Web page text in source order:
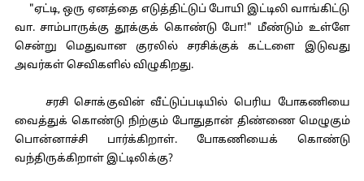
"ஏட்டி, ஒரு ஏனத்தை எடுத்திட்டுப் போயி இட்டிலி வாங்கிட்டு
வா. சாம்பாருக்கு தூக்குக் கொண்டு போ!" மீண்டும் உள்ளே
சென்று மெதுவான குரலில் சரசிக்குக் கட்டளை இடுவது
அவர்கள் செவிகளில் விழுகிறது.
சரசி சொக்குவின் வீட்டுப்படியில் பெரிய போகணியை
வைத்துக் கொண்டு நிற்கும் போதுதான் திண்ணை மெழுகும்
பொன்னாச்சி பார்க்கிறாள். போகணியைக் கொண்டு
வந்திருக்கிறாள் இட்டிலிக்கு?